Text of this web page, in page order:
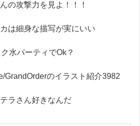
の攻撃力を見よ！！！
は細身な描写が実にいい
水パーティでOk？
GrandOrderのイラスト紹介3982
ラさん好きなんだ